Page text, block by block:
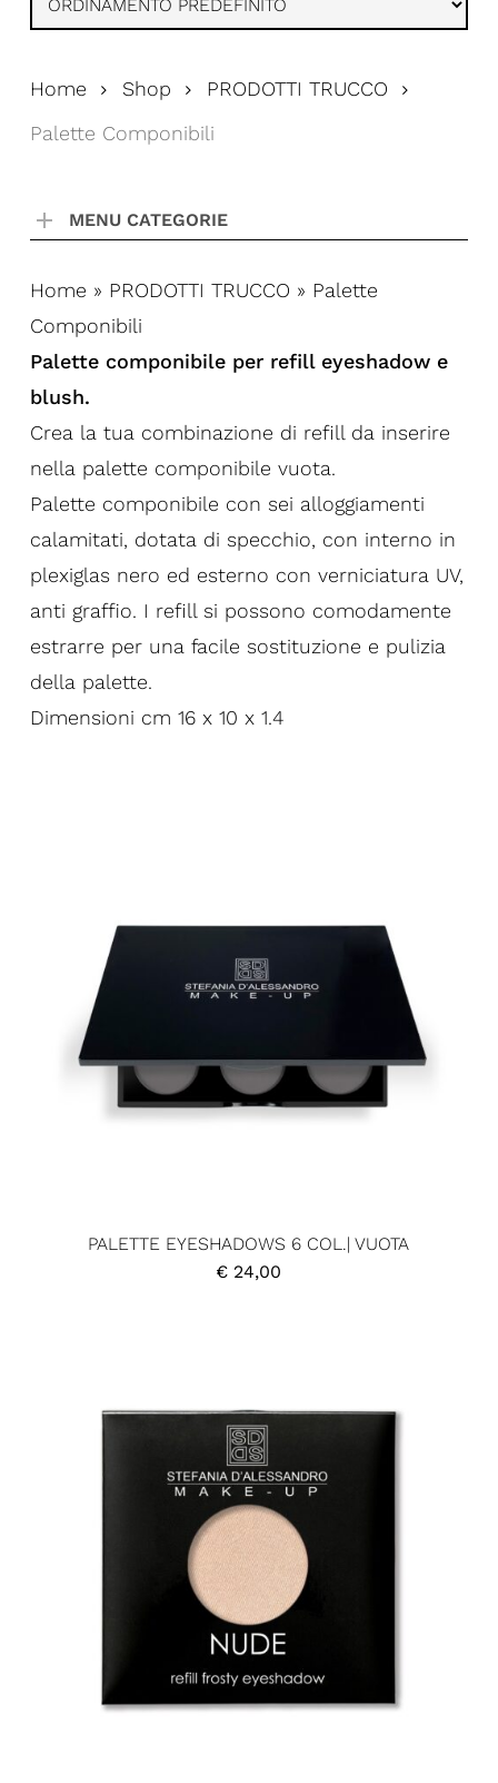
Home Shop
PRODOTTI TRUCCO
Palette Componibili
MENU CATEGORIE
Home » PRODOTTI TRUCCO » Palette
Componibili
Palette componibile per refill eyeshadow e
blush.
Crea la tua combinazione di refill da inserire
nella palette componibile vuota.
Palette componibile con sei alloggiamenti
calamitati, dotata di specchio, con interno in
plexiglas nero ed esterno con verniciatura UV,
anti graffio. I refill si possono comodamente
estrarre per una facile sostituzione e pulizia
della palette.
Dimensioni cm 16 x 10 x 1.4
PALETTE EYESHADOWS 6 COL.| VUOTA
€ 24,00